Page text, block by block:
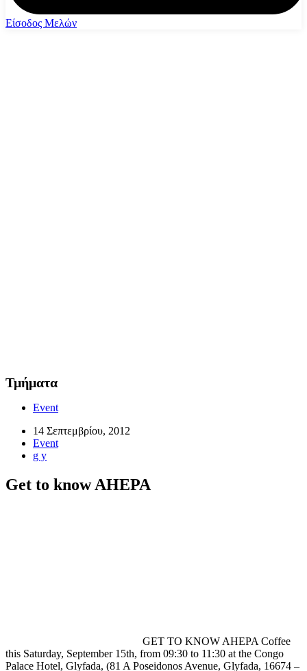
Είσοδος Μελών
Τμήματα
Event
14 Σεπτεμβρίου, 2012
Event
g y
Get to know AHEPA
GET TO KNOW AHEPA Coffee
this Saturday, September 15th, from 09:30 to 11:30 at the Congo
Palace Hotel, Glyfada, (81 A Poseidonos Avenue, Glyfada, 16674 –